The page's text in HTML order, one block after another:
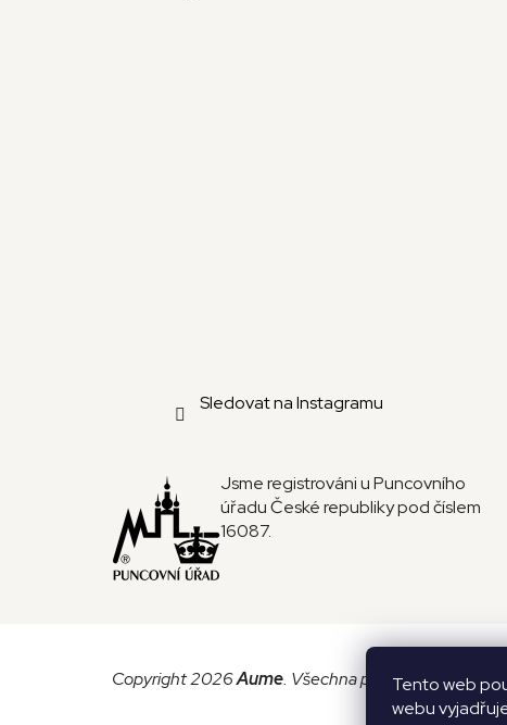
Tento web
webu
Sledovat na Instagramu
Jsme registrováni u Puncovního
úřadu České republiky pod číslem
16087.
Copyright 2026Aume. Všechna práva vyhrazena.